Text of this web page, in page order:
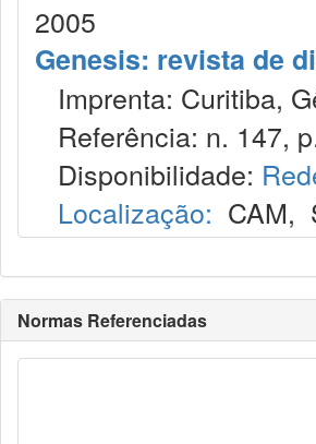
2005
Genesis: revista de
Imprenta: Curitiba,
Referência: n. 147,
Disponibilidade:
Localização: CAM,
Normas Referenciadas